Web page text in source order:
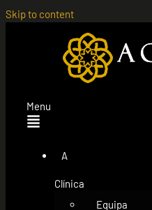
Skip to content
Menu
A
Clínica
Equipa